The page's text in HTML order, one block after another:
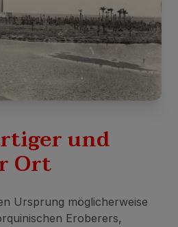
und
Ort
Ursprung möglicherweise
Eroberers,